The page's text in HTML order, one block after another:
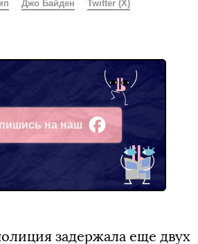
Джо Байден Twitter (X)
на наш
задержала еще двух